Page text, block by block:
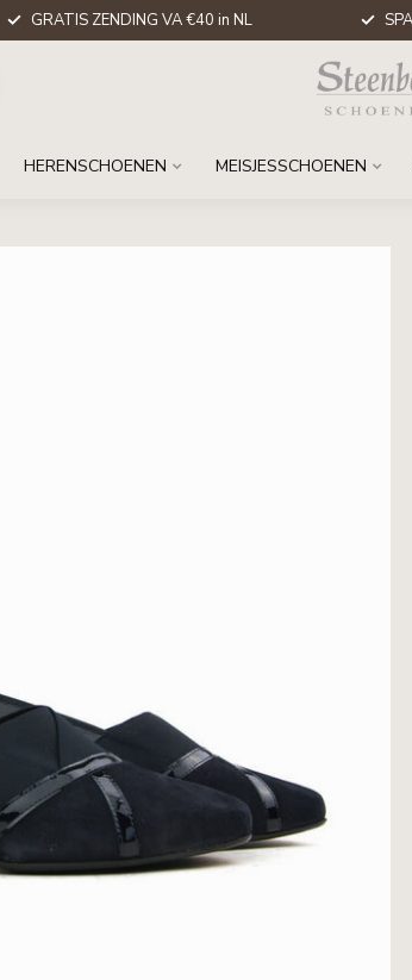
GRATIS ZENDING VA €40 in NL
HERENSCHOENEN MEISJESSCHOENEN